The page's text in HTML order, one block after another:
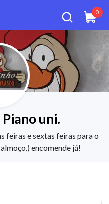
0
uni.
feiras e sextas feiras para o
encomende já!